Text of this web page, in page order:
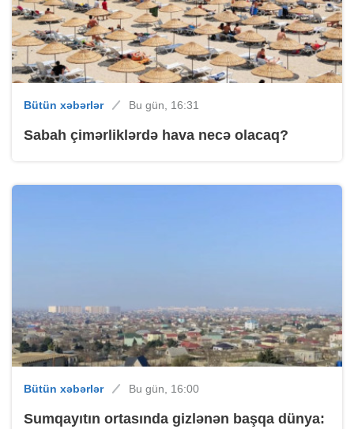
Bütün xəbərlər Bu gün, 16:31
Sabah çimərliklərdə hava necə olacaq?
Bütün xəbərlər Bu gün, 16:00
Sumqayıtın ortasında gizlənən başqa dünya: